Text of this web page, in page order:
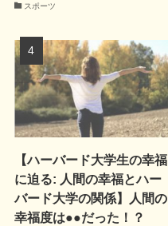
スポーツ
【ハーバード大学生の幸福
に迫る: 人間の幸福とハー
バード大学の関係】人間の
幸福度は●●だった！？